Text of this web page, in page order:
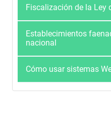
Fiscalización de la Ley
Establecimientos
nacional
Cómo usar sistemas